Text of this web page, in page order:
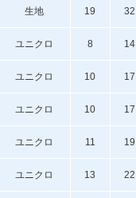
生地 19 32
ユニクロ 8 14
ユニクロ 10 17
ユニクロ 10 17
ユニクロ 11 19
ユニクロ 13 22